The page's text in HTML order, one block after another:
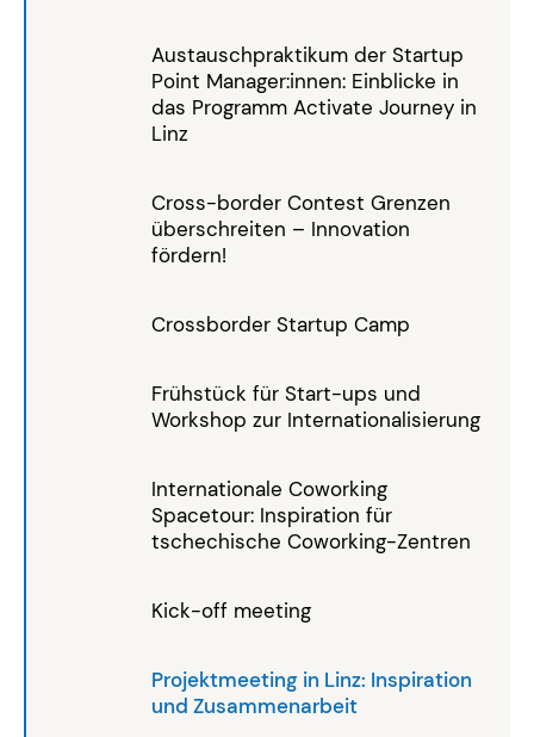
Austauschpraktikum der Startup
Point Manager:innen: Einblicke in
das Programm Activate Journey in
Linz
Cross-border Contest Grenzen
überschreiten – Innovation
fördern!
Crossborder Startup Camp
Frühstück für Start-ups und
Workshop zur Internationalisierung
Internationale Coworking
Spacetour: Inspiration für
tschechische Coworking-Zentren
Kick-off meeting
Projektmeeting in Linz: Inspiration
und Zusammenarbeit